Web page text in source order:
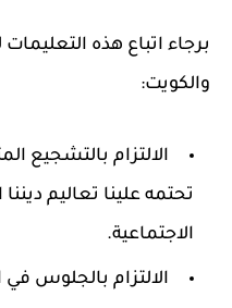
برجاء اتباع هذه
والكويت:
الالتزام بالتشجيع
تحتمه علينا تعاليم ديننا
الاجتماعية.
الالتزام بالجلوس